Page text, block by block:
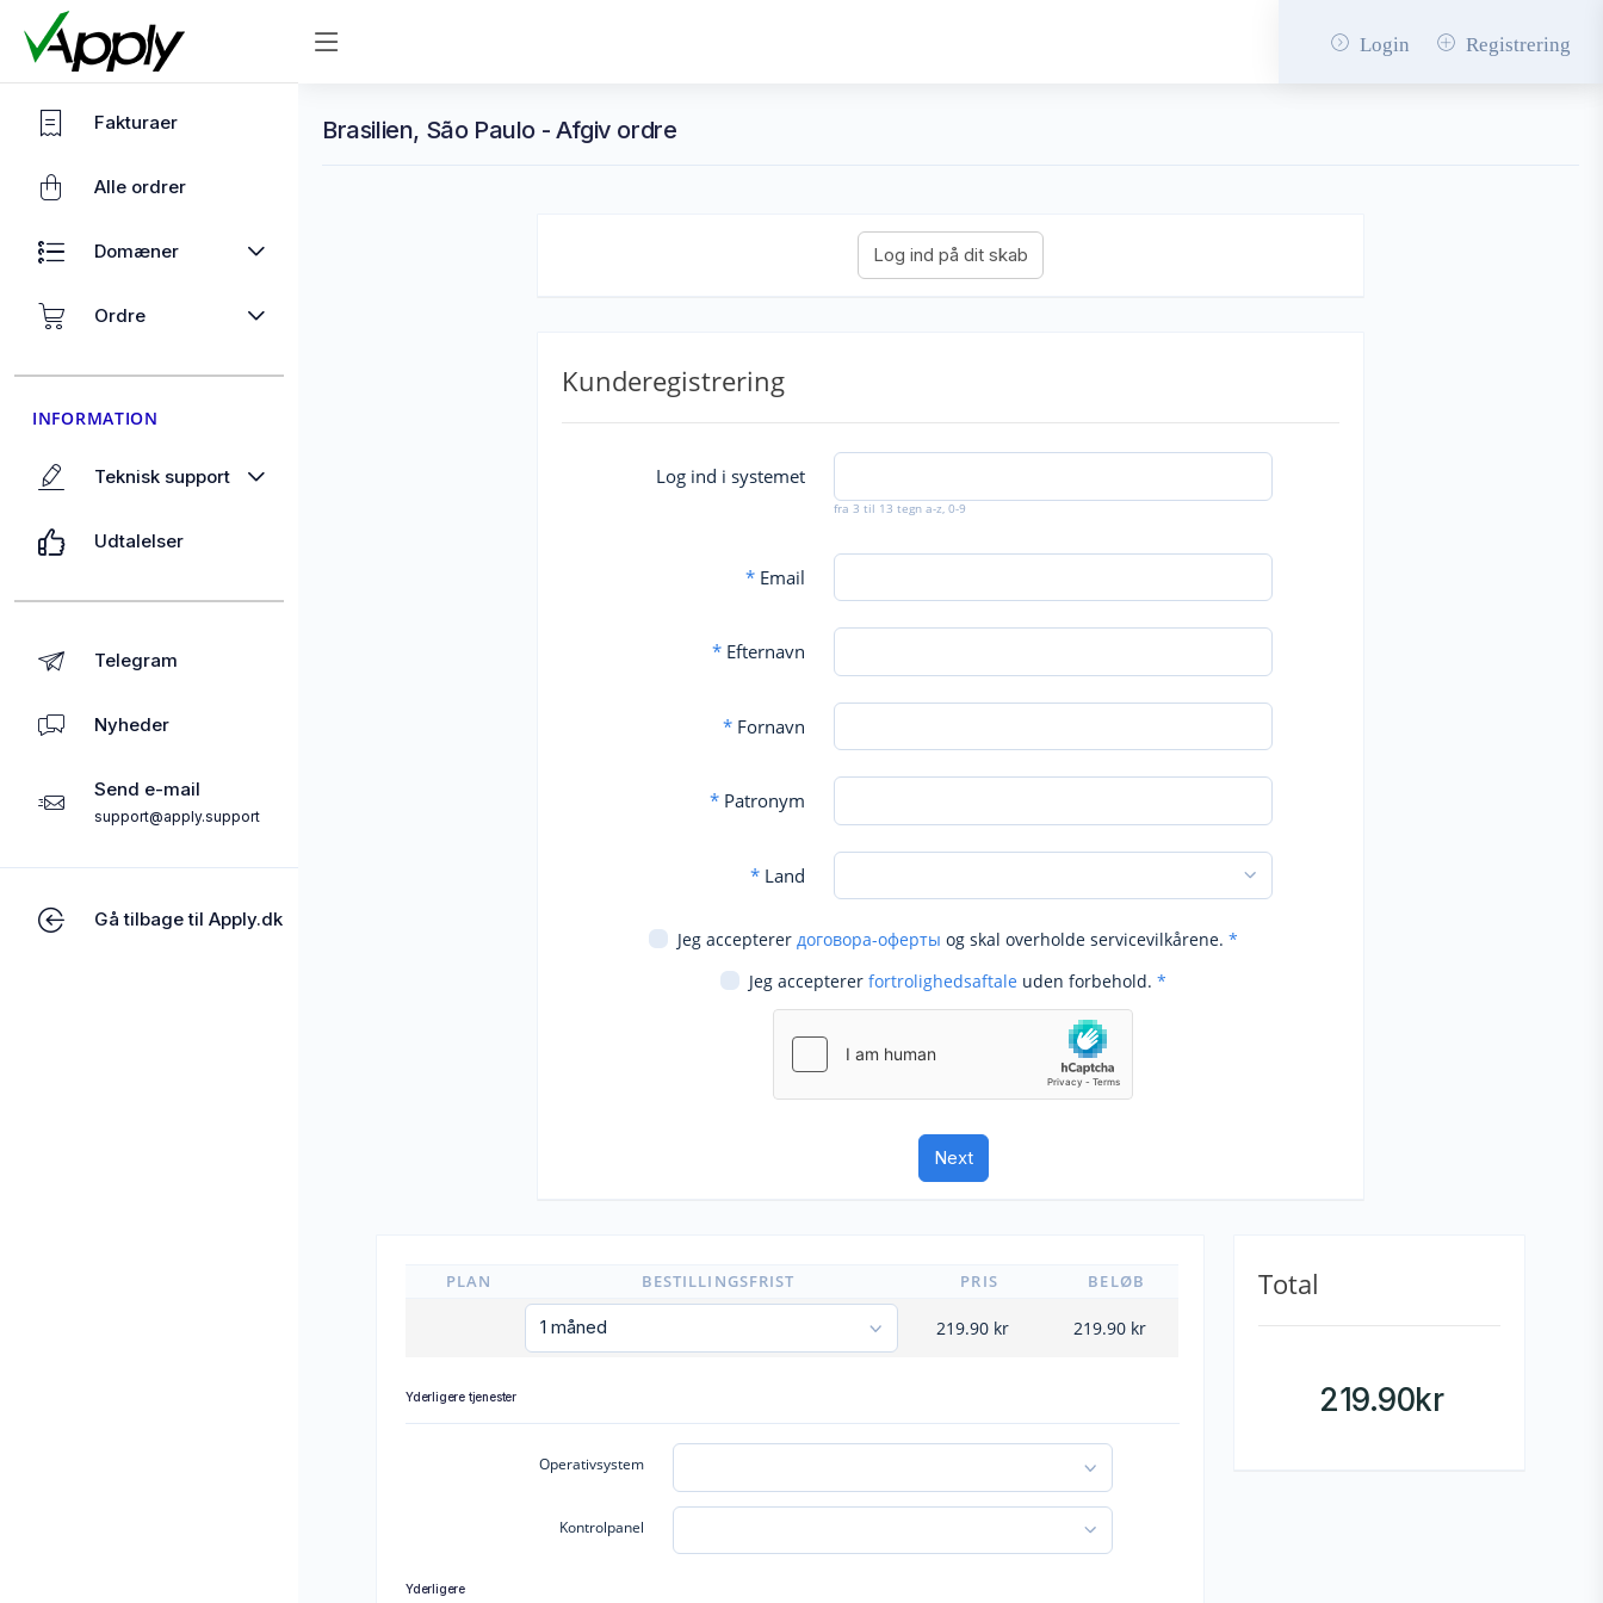
Login Registrering
Fakturaer
Alle ordrer
Domæner
Ordre
INFORMATION
Teknisk support
Udtalelser
Telegram
Nyheder
Send e-mail
support@apply.support
Gå tilbage til Apply.dk
Brasilien, São Paulo - Afgiv ordre
Kunderegistrering
Log ind i systemet
fra 3 til 13 tegn a-z, 0-9
*Email
*Efternavn
*Fornavn
*Patronym
*Land
Jeg accepterer договора-оферты og skal overholde servicevilkårene. *
Jeg accepterer fortrolighedsaftale uden forbehold. *
PLAN BESTILLINGSFRIST PRIS BELØB
219.90kr 219.90kr
Yderligere tjenester
Operativsystem
Kontrolpanel
Yderligere
Total
219.90kr